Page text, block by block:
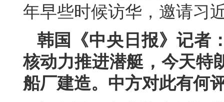
年早些时候访华，邀请习
韩国《中央日报》记者
核动力推进潜艇，今天特
船厂建造。中方对此有何